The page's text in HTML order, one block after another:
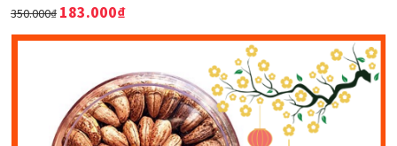
350.000₫ 183.000₫